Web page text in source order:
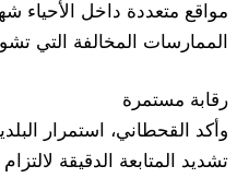
مواقع متعددة داخل الأحياء
الممارسات المخالفة التي
رقابة مستمرة
وأكد القحطاني، استمرار
تشديد المتابعة الدقيقة